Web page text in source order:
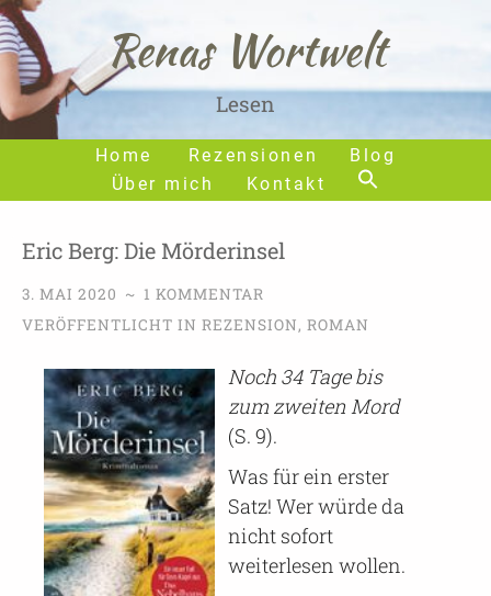
Home Rezensionen
Blog
Über mich
Kontakt
Renas Wortwelt
Lesen
Eric Berg: Die Mörderinsel
3. MAI 2020 ~ 1 KOMMENTAR
VERÖFFENTLICHT IN REZENSION, ROMAN
Noch 34 Tage bis
zum zweiten Mord
(S. 9).
Was für ein erster
Satz! Wer würde da
nicht sofort
weiterlesen wollen.